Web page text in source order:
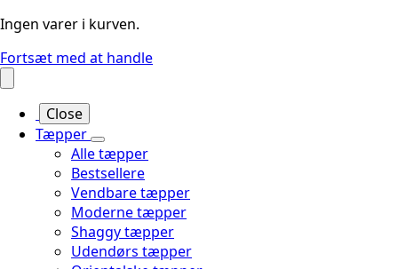
Ingen varer i kurven.
Fortsæt med at handle
Close
Tæpper
Alle tæpper
Bestsellere
Vendbare tæpper
Moderne tæpper
Shaggy tæpper
Udendørs tæpper